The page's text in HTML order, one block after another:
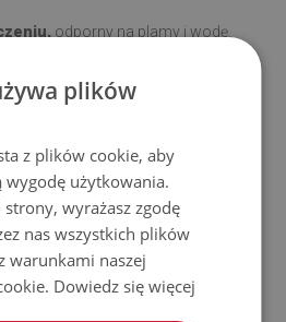
odporny na plamy i wodę.
powstałe przy
upływu czasu (np. przetarcia) nie
—
nie używaj silnych środków
plików
z plików cookie, aby
wygodę użytkowania.
strony, wyrażasz zgodę
nas wszystkich plików
warunkami naszej
Dowiedz się więcej